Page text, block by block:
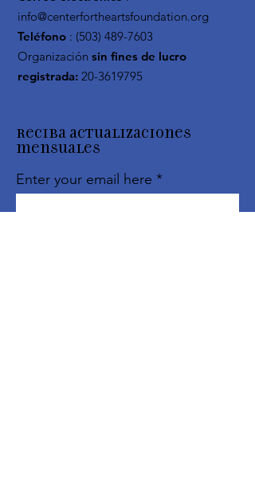
info@centerfortheartsfoundation.org
Teléfono : (503) 489-7603
Organización sin fines de lucro
registrada: 20-3619795
Reciba actualizaciones
mensuales
Enter your email here